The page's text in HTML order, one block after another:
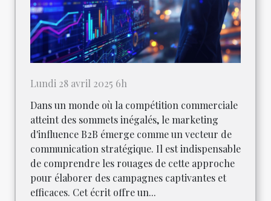
Lundi 28 avril 2025 6h
Dans un monde où la compétition commerciale
atteint des sommets inégalés, le marketing
d'influence B2B émerge comme un vecteur de
communication stratégique. Il est indispensable
de comprendre les rouages de cette approche
pour élaborer des campagnes captivantes et
efficaces. Cet écrit offre un...